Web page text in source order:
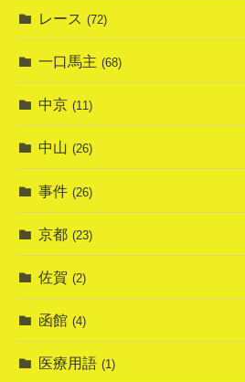
レース (72)
一口馬主 (68)
中京 (11)
中山 (26)
事件 (26)
京都 (23)
佐賀 (2)
函館 (4)
医療用語 (1)